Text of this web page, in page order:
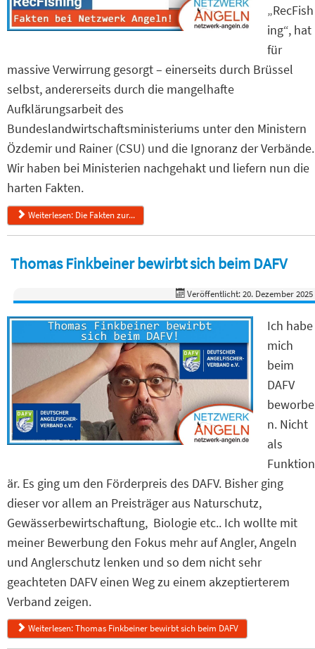
„RecFish
ing“, hat
für
massive Verwirrung gesorgt – einerseits durch Brüssel
selbst, andererseits durch die mangelhafte
Aufklärungsarbeit des
Bundeslandwirtschaftsministeriums unter den Ministern
Özdemir und Rainer (CSU) und die Ignoranz der Verbände.
Wir haben bei Ministerien nachgehakt und liefern nun die
harten Fakten.
Weiterlesen: Die Fakten zur...
Thomas Finkbeiner bewirbt sich beim DAFV
Veröffentlicht: 20. Dezember 2025
Ich habe
mich
beim
DAFV
beworbe
n. Nicht
als
Funktion
är. Es ging um den Förderpreis des DAFV. Bisher ging
dieser vor allem an Preisträger aus Naturschutz,
Gewässerbewirtschaftung, Biologie etc.. Ich wollte mit
meiner Bewerbung den Fokus mehr auf Angler, Angeln
und Anglerschutz lenken und so dem nicht sehr
geachteten DAFV einen Weg zu einem akzeptierterem
Verband zeigen.
Weiterlesen: Thomas Finkbeiner bewirbt sich beim DAFV